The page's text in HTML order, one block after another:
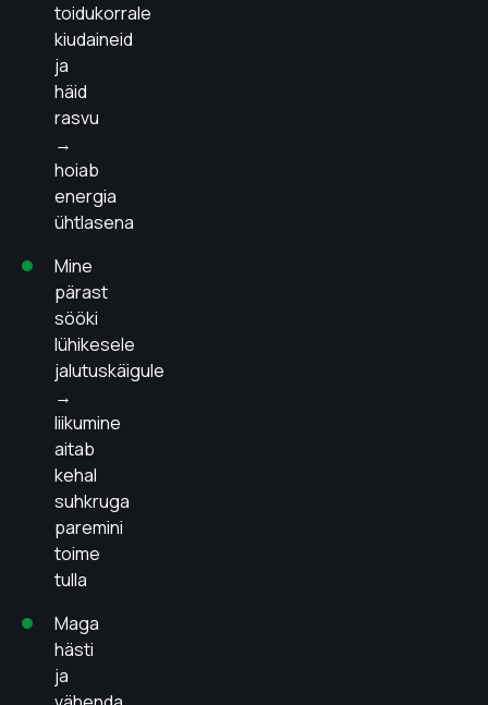
toidukorrale
kiudaineid
ja
häid
rasvu
→
hoiab
energia
ühtlasena
Mine
pärast
sööki
lühikesele
jalutuskäigule
→
liikumine
aitab
kehal
suhkruga
paremini
toime
tulla
Maga
hästi
ja